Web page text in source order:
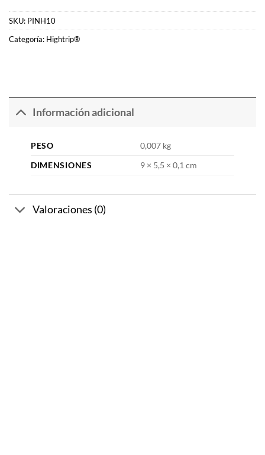
SKU: PINH10
Categoría: Hightrip®
Información adicional
PESO
0,007 kg
DIMENSIONES
9 × 5,5 × 0,1 cm
Valoraciones (0)